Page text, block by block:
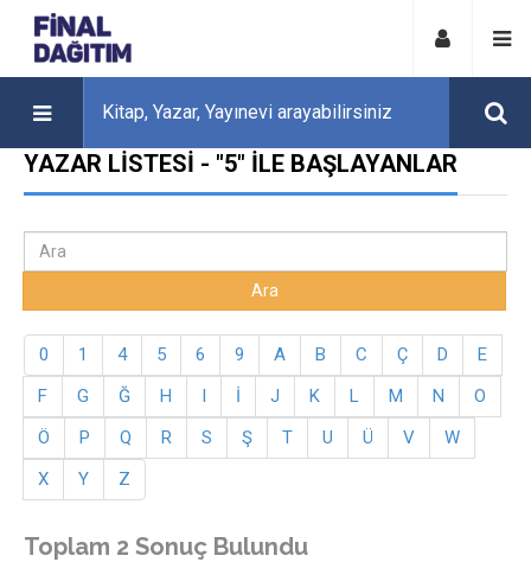
YAZAR LISTESI - "5" ILE BAŞLAYANLAR
0 1 4 5 6 9 A B C Ç D
E
F
G Ğ H I İ J K L M N
O
Ö
P Q R S Ş T U Ü V
W
X
Y Z
Toplam 2 Sonuç Bulundu